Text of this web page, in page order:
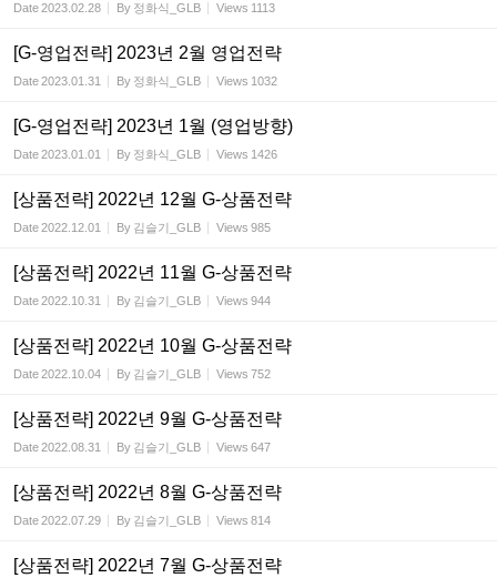
Date2023.02.28 By 정화식_GLB Views 1113
[G-영업전략] 2023년 2월 영업전략
Date2023.01.31 By 정화식_GLB Views 1032
[G-영업전략] 2023년 1월 (영업방향)
Date2023.01.01 By 정화식_GLB Views 1426
[상품전략] 2022년 12월 G-상품전략
Date2022.12.01 By 김슬기_GLB Views 985
[상품전략] 2022년 11월 G-상품전략
Date2022.10.31 By 김슬기_GLB Views 944
[상품전략] 2022년 10월 G-상품전략
Date2022.10.04 By 김슬기_GLB Views 752
[상품전략] 2022년 9월 G-상품전략
Date2022.08.31 By 김슬기_GLB Views 647
[상품전략] 2022년 8월 G-상품전략
Date2022.07.29 By 김슬기_GLB Views 814
[상품전략] 2022년 7월 G-상품전략